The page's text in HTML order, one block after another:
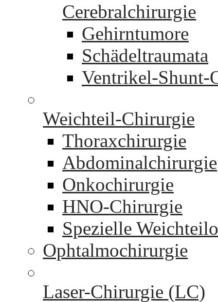
Cerebralchirurgie
Gehirntumore
Schädeltraumata
Ventrikel-Shunt-
Weichteil-Chirurgie
Thoraxchirurgie
Abdominalchirurgie
Onkochirurgie
HNO-Chirurgie
Spezielle
Ophtalmochirurgie
Laser-Chirurgie (LC)